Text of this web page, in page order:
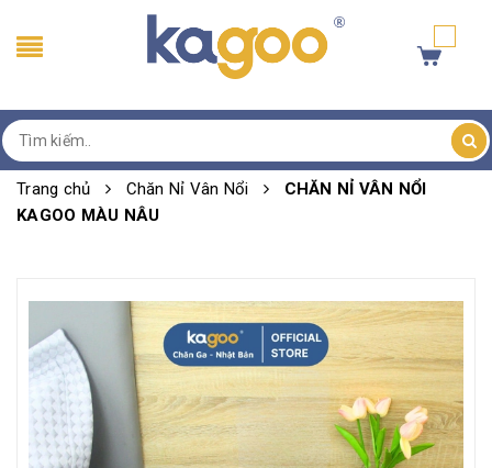
Trang chủ Chăn Nỉ Vân Nổi
CHĂN NỈ VÂN NỔI
KAGOO MÀU NÂU